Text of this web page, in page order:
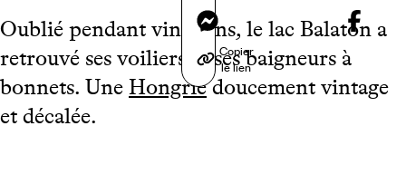
Messenger
Copier
le lien
Oublié pendant vingt ans, le lac Balaton a
retrouvé ses voiliers et ses baigneurs à
bonnets. Une Hongriedoucement vintage
et décalée.